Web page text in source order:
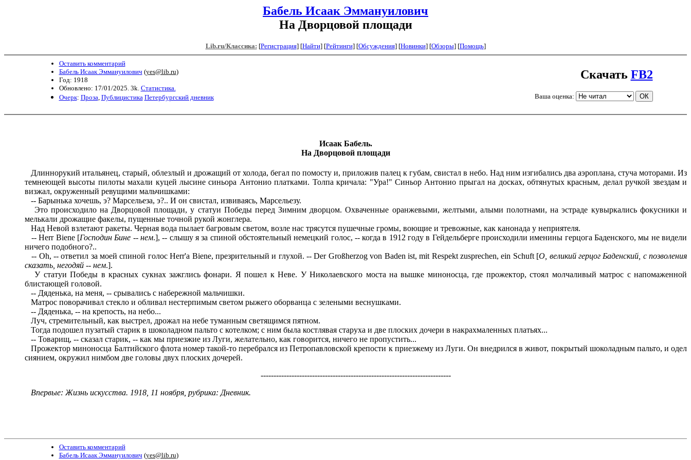
Бабель Исаак Эммануилович
На Дворцовой площади
Lib.ru/Классика: [Регистрация] [Найти] [Рейтинги] [Обсуждения] [Новинки] [Обзоры] [Помощь]
Оставить комментарий
Бабель Исаак Эммануилович (yes@lib.ru)
Год: 1918
Обновлено: 17/01/2025. 3k. Статистика.
Очерк: Проза Публицистика Петербургский дневник
Скачать FB2
Ваша оценка:
ИсаакБабель.
На Дворцовой площади
Длиннорукий итальянец, старый, облезлый и дрожащий от холода, бегал по помосту и, приложив палец к губам, свистал в небо. Над ним изгибались два аэроплана, стуча моторами. Из
темнеющей высоты пилоты махали куцей лысине синьора Антонио платками. Толпа кричала: "Ура!" Синьор Антонио прыгал на досках, обтянутых красным, делал ручкой звездам и
визжал, окруженный ревущими мальчишками:
-- Барынька хочешь, э? Марсельеза, э?.. И он свистал, извиваясь, Марсельезу.
Это происходило на Дворцовой площади, у статуи Победы перед Зимним дворцом. Охваченные оранжевыми, желтыми, алыми полотнами, на эстраде кувыркались фокусники и
мелькали дрожащие факелы, пущенные точной рукой жонглера.
Над Невой взлетают ракеты. Черная вода пылает багровым светом, возле нас трясутся пушечные громы, воющие и тревожные, как канонада у неприятеля.
-- Herr Biene [Господин Бине -- нем.], -- слышу я за спиной обстоятельный немецкий голос, -- когда в 1912 году в Гейдельберге происходили именины герцога Баденского, мы не видели
ничего подобного?..
-- Oh, -- ответил за моей спиной голос Herr'a Biene, презрительный и глухой. -- Der Großherzog von Baden ist, mit Respekt zusprechen, ein Schuft [О, великий герцог Баденский, с позволения
сказать, негодяй -- нем.].
У статуи Победы в красных сукнах зажглись фонари. Я пошел к Неве. У Николаевского моста на вышке миноносца, где прожектор, стоял молчаливый матрос с напомаженной
блистающей головой.
-- Дяденька, на меня, -- срывались с набережной мальчишки.
Матрос поворачивал стекло и обливал нестерпимым светом рыжего оборванца с зелеными веснушками.
-- Дяденька, -- на крепость, на небо...
Луч, стремительный, как выстрел, дрожал на небе туманным светящимся пятном.
Тогда подошел пузатый старик в шоколадном пальто с котелком; с ним была костлявая старуха и две плоских дочери в накрахмаленных платьях...
-- Товарищ, -- сказал старик, -- как мы приезжие из Луги, желательно, как говорится, ничего не пропустить...
Прожектор миноносца Балтийского флота номер такой-то перебрался из Петропавловской крепости к приезжему из Луги. Он внедрился в живот, покрытый шоколадным пальто, и одел
сиянием, окружил нимбом две головы двух плоских дочерей.
--------------------------------------------------------------------------
Впервые: Жизнь искусства. 1918, 11 ноября, рубрика: Дневник.
Оставить комментарий
Бабель Исаак Эммануилович (yes@lib.ru)